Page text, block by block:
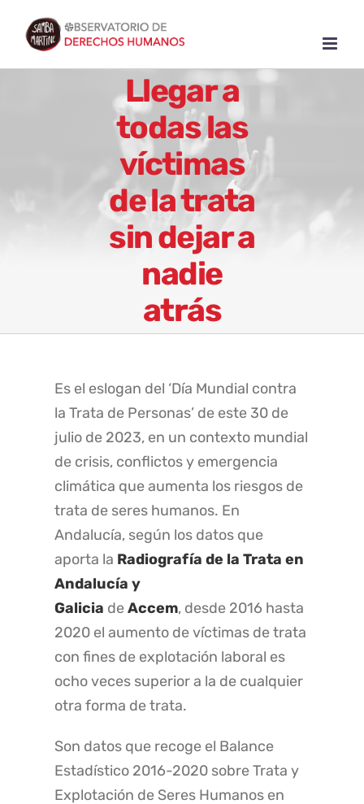
Llegar a
todas las
víctimas
de la trata
sin dejar a
nadie
atrás
Es el eslogan del ‘Día Mundial contra
la Trata de Personas’ de este 30 de
julio de 2023, en un contexto mundial
de crisis, conflictos y emergencia
climática que aumenta los riesgos de
trata de seres humanos. En
Andalucía, según los datos que
aporta la Radiografía de la Trata en
Andalucía y
Galicia deAccem, desde 2016 hasta
2020 el aumento de víctimas de trata
con fines de explotación laboral es
ocho veces superior a la de cualquier
otra forma de trata.
Son datos que recoge el Balance
Estadístico 2016-2020 sobre Trata y
Explotación de Seres Humanos en